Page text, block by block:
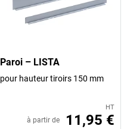
Paroi – LISTA
pour hauteur tiroirs 150 mm
HT
à partir de 11,95 €